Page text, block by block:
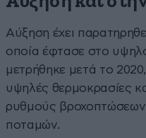
Αύξηση έχει
οποία έφτασε στο
μετρήθηκε μετά το
υψηλές θερμοκρασίες
ρυθμούς βροχοπτώσεων
ποταμών.